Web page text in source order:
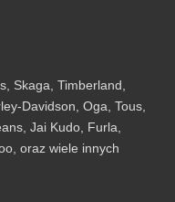
Skaga, Timberland,
Davidson, Oga, Tous,
Jai Kudo, Furla,
oraz wiele innych